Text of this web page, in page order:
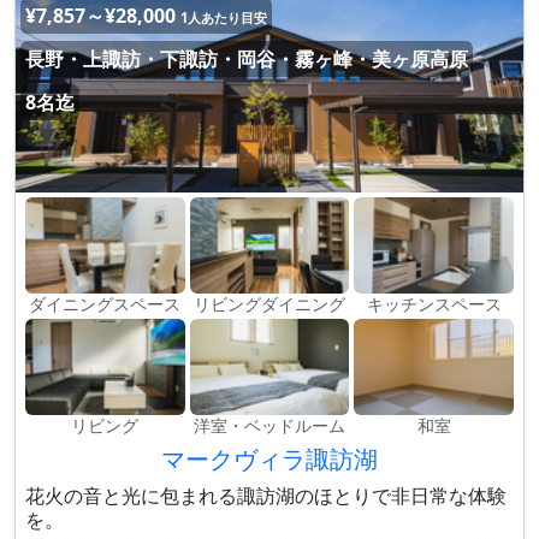
¥7,857～¥28,000 1人あたり目安
長野・上諏訪・下諏訪・岡谷・霧ヶ峰・美ヶ原高原
8名迄
ダイニングスペース リビングダイニング キッチンスペース
リビング 洋室・ベッドルーム 和室
マークヴィラ諏訪湖
花火の音と光に包まれる諏訪湖のほとりで非日常な体験
を。